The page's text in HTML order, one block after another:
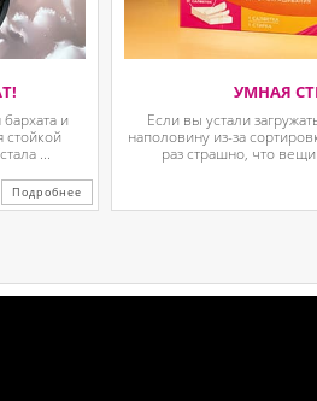
и
стойкой
...
Подробнее
УМНАЯ
Если вы устали
наполовину из-за
раз страшно, что